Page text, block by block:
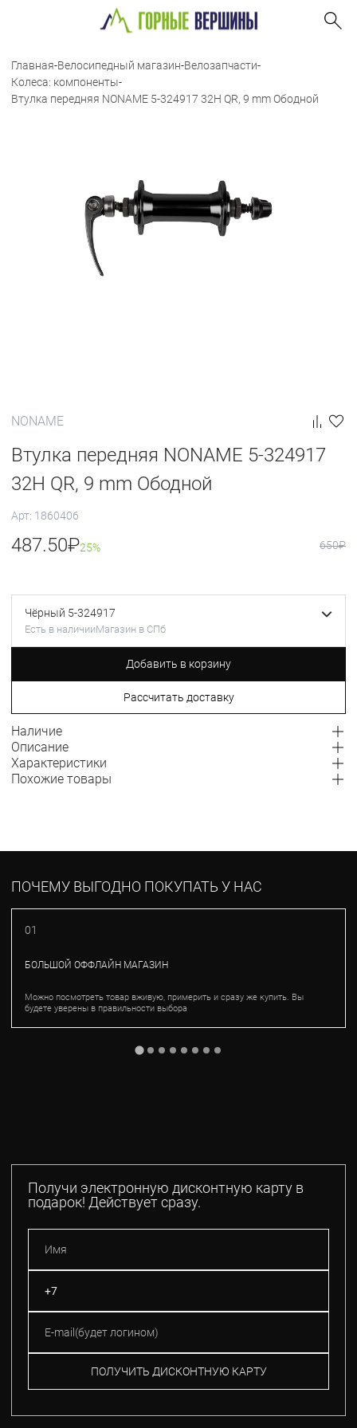
Главная-Велосипедный магазин-Велозапчасти-
Колеса: компоненты-
Втулка передняя NONAME 5-324917 32H QR, 9 mm Ободной
NONAME
Втулка передняя NONAME 5-324917
32H QR, 9 mm Ободной
Арт: 1860406
487.50₽25% 650₽
Чёрный 5-324917
Есть в наличииМагазин в СПб
Добавить в корзину
Рассчитать доставку
Наличие
Описание
Характеристики
Похожие товары
ПОЧЕМУ ВЫГОДНО ПОКУПАТЬ У НАС
01
БОЛЬШОЙ ОФФЛАЙН МАГАЗИН
Можно посмотреть товар вживую, примерить и сразу же купить. Вы
будете уверены в правильности выбора
Получи электронную дисконтную карту в
подарок! Действует сразу.
ПОЛУЧИТЬ ДИСКОНТНУЮ КАРТУ